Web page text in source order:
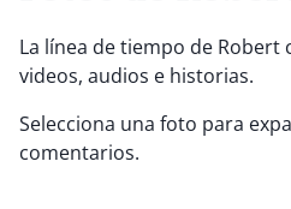
La línea de tiempo de Robert
videos, audios e historias.
Selecciona una foto para
comentarios.